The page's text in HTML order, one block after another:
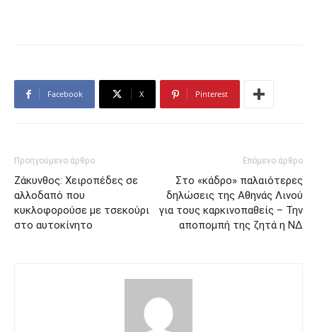
Facebook X Pinterest
Προηγούμενο άρθρο
Ζάκυνθος: Χειροπέδες σε
αλλοδαπό που
κυκλοφορούσε με τσεκούρι
στο αυτοκίνητο
Επόμενο άρθρο
Στο «κάδρο» παλαιότερες
δηλώσεις της Αθηνάς Λινού
για τους καρκινοπαθείς – Την
αποπομπή της ζητά η ΝΔ